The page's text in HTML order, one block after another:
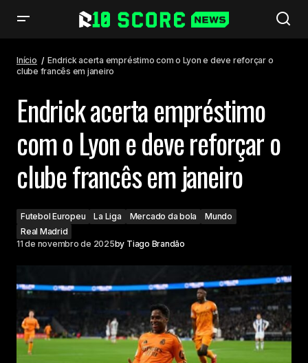
em janeiro
Início
Endrick acerta empréstimo com o Lyon e deve reforçar o
clube francês em janeiro
Endrick acerta empréstimo
com o Lyon e deve reforçar o
clube francês em janeiro
Futebol Europeu La Liga Mercado da bola
Mundo
Real Madrid
11 de novembro de 2025by Tiago Brandão